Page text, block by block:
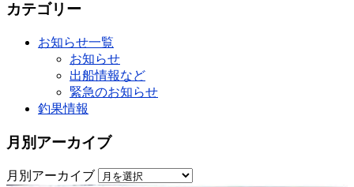
カテゴリー
お知らせ一覧
お知らせ
出船情報など
緊急のお知らせ
釣果情報
月別アーカイブ
月別アーカイブ